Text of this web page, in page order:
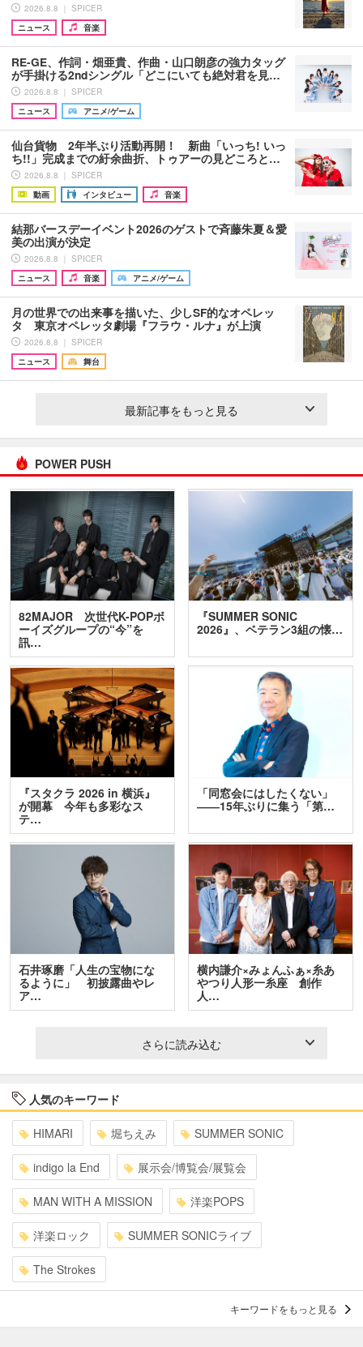
2026.8.8 ｜ SPICER
ニュース
音楽
RE-GE、作詞・畑亜貴、作曲・山口朗彦の強力タッグ
が手掛ける2ndシングル「どこにいても絶対君を見…
2026.8.8 ｜ SPICER
ニュース
アニメ/ゲーム
仙台貨物 2年半ぶり活動再開！ 新曲「いっち! いっ
ち!!」完成までの紆余曲折、トゥアーの見どころと…
2026.8.8 ｜ SPICER
動画
インタビュー 音楽
結那バースデーイベント2026のゲストで斉藤朱夏＆愛
美の出演が決定
2026.8.8 ｜ SPICER
ニュース
音楽 アニメ/ゲーム
月の世界での出来事を描いた、少しSF的なオペレッ
タ 東京オペレッタ劇場『フラウ・ルナ』が上演
2026.8.8 ｜ SPICER
ニュース
舞台
最新記事をもっと見る
POWER PUSH
82MAJOR 次世代K-POPボ
ーイズグループの“今”を
訊…
『SUMMER SONIC
2026』、ベテラン3組の懐…
『スタクラ 2026 in 横浜』
が開幕 今年も多彩なス
テ…
「同窓会にはしたくない」
――15年ぶりに集う「第…
石井琢磨「人生の宝物にな
るように」 初披露曲やレ
ア…
横内謙介×みょんふぁ×糸あ
やつり人形一糸座 創作
人…
さらに読み込む
人気のキーワード
HIMARI 堀ちえみ SUMMER SONIC
indigo la End 展示会/博覧会/展覧会
MAN WITH A MISSION 洋楽POPS
洋楽ロック SUMMER SONICライブ
The Strokes
キーワードをもっと見る